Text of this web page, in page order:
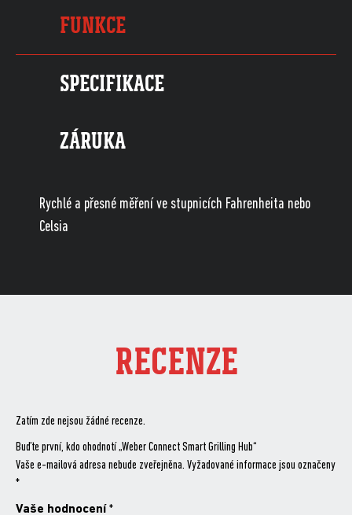
FUNKCE
SPECIFIKACE
ZÁRUKA
Rychlé a přesné měření ve stupnicích Fahrenheita nebo
Celsia
RECENZE
Zatím zde nejsou žádné recenze.
Buďte první, kdo ohodnotí „Weber Connect Smart Grilling Hub“
Vaše e-mailová adresa nebude zveřejněna. Vyžadované informace jsou označeny
*
Vaše hodnocení *